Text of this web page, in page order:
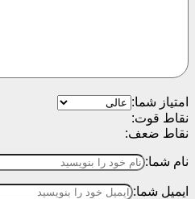
امتیاز شما:
نقاط قوت:
نقاط ضعف:
نام شما:
ایمیل شما: